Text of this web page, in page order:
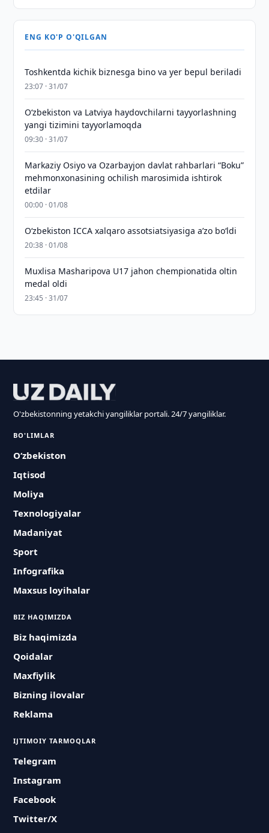
ENG KO'P O'QILGAN
Toshkentda kichik biznesga bino va yer bepul beriladi
23:07 · 31/07
Oʻzbekiston va Latviya haydovchilarni tayyorlashning
yangi tizimini tayyorlamoqda
09:30 · 31/07
Markaziy Osiyo va Ozarbayjon davlat rahbarlari “Boku”
mehmonxonasining ochilish marosimida ishtirok
etdilar
00:00 · 01/08
O‘zbekiston ICCA xalqaro assotsiatsiyasiga aʼzo bo‘ldi
20:38 · 01/08
Muxlisa Masharipova U17 jahon chempionatida oltin
medal oldi
23:45 · 31/07
O'zbekistonning yetakchi yangiliklar portali. 24/7 yangiliklar.
BO'LIMLAR
O‘zbekiston
Iqtisod
Moliya
Texnologiyalar
Madaniyat
Sport
Infografika
Maxsus loyihalar
BIZ HAQIMIZDA
Biz haqimizda
Qoidalar
Maxfiylik
Bizning ilovalar
Reklama
IJTIMOIY TARMOQLAR
Telegram
Instagram
Facebook
Twitter/X